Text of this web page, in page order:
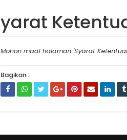
Mohon maaf halaman 'Syarat
Bagikan :